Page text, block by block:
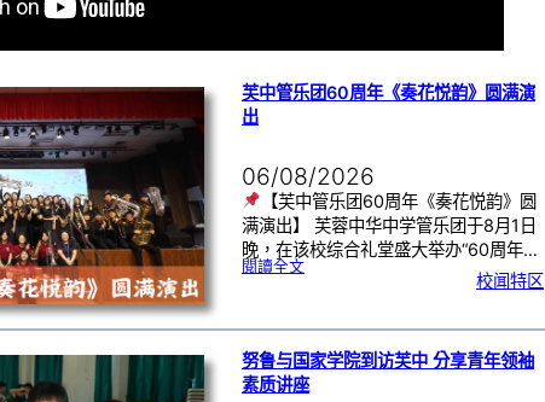
芙中管乐团60周年《奏花悦韵》圆满演
出
06/08/2026
【芙中管乐团60周年《奏花悦韵》圆
满演出】 芙蓉中华中学管乐团于8月1日
晚，在该校综合礼堂盛大举办“60周年…
閱讀全文:芙
周
《
奏
花
悦
韵
》
校闻特区
努鲁与国家学院到访芙中 分享青年领袖
素质讲座